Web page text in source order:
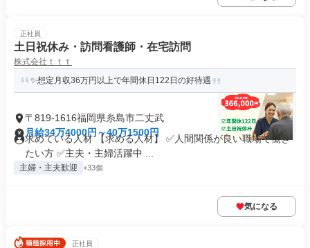
正社員
土日祝休み・訪問看護師・在宅訪問
株式会社ｔｔｔ
✨想定月収36万円以上で年間休日122日の好待遇
〒819-1616福岡県糸島市二丈武
月給34万4000円～40万1500円
求めている人材 【求める人材】 ✅人間関係が良い職場で働き
たい方 ✅主夫・主婦活躍中 ...
主婦・主夫歓迎 +33個
気になる
正社員